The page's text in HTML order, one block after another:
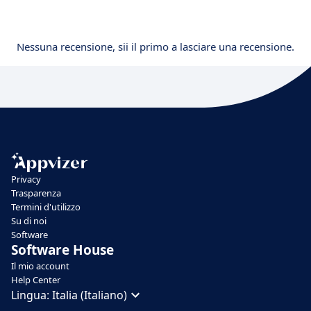
Nessuna recensione, sii il primo a lasciare una recensione.
Privacy
Trasparenza
Termini d'utilizzo
Su di noi
Software
Software House
Il mio account
Help Center
Lingua: Italia (Italiano)